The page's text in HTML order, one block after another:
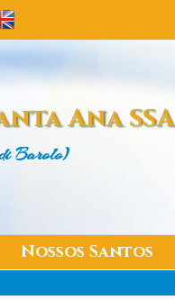
Ana SSA
Barolo)
Nossos Santos